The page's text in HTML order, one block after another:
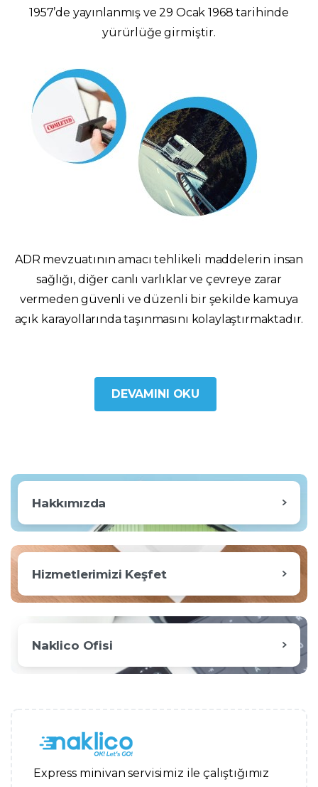
1957’de yayınlanmış ve 29 Ocak 1968 tarihinde
yürürlüğe girmiştir.
ADR mevzuatının amacı tehlikeli maddelerin insan
sağlığı, diğer canlı varlıklar ve çevreye zarar
vermeden güvenli ve düzenli bir şekilde kamuya
açık karayollarında taşınmasını kolaylaştırmaktadır.
DEVAMINI OKU
Hakkımızda
Hizmetlerimizi Keşfet
Naklico Ofisi
Express minivan servisimiz ile çalıştığımız